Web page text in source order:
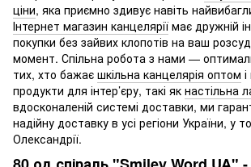
Касова стрічка ціна
Куплю бездротові навушники
Дитяче тісто для ліплення
Купити все для школи
Купити маску на обличчя
Купити розмальовки
Кульки на ялинку
ціни, яка приємно здивує навіть
Інтернет магазин канцелярії має дружній
покупки без зайвих клопотів на ваш
момент. Спільна робота з нами —
тих, хто бажає шкільна канцелярія оптом
продукти для інтер’єру, такі як настільна
вдосконаленій системі доставки, ми
надійну доставку в усі регіони України, у
Олександрії.